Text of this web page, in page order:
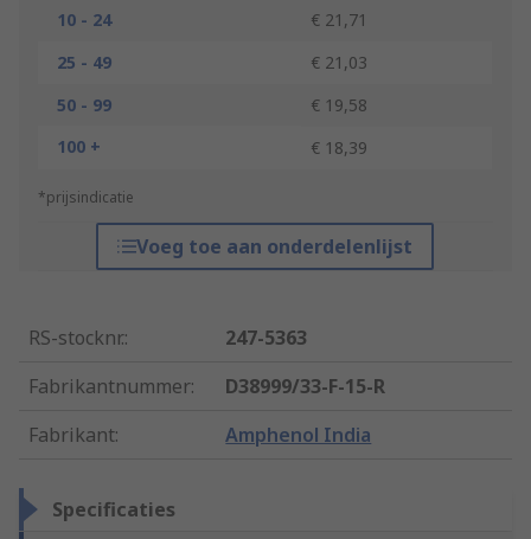
10 - 24
€ 21,71
25 - 49
€ 21,03
50 - 99
€ 19,58
100 +
€ 18,39
*prijsindicatie
Voeg toe aan onderdelenlijst
RS-stocknr.:
247-5363
Fabrikantnummer:
D38999/33-F-15-R
Fabrikant: Amphenol India
Specificaties